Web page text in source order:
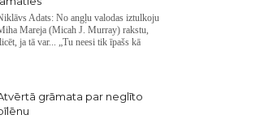
Adats: No angļu valodas iztulkoju
Mareja (Micah J. Murray) rakstu,
ja tā var... „Tu neesi tik īpašs kā
grāmata par neglīto